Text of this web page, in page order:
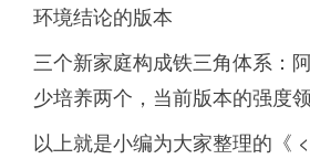
环境结论的版本
三个新家庭构成铁三角体系：
少培养两个，当前版本的强度
以上就是小编为大家整理的《